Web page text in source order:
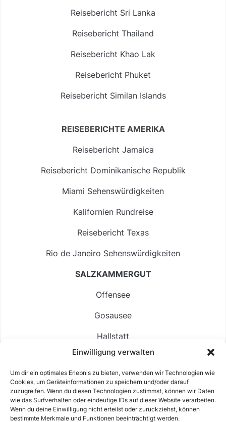
Einwilligung verwalten
Um dir ein optimales Erlebnis zu bieten, verwenden wir Technologien wie
Cookies, um Geräteinformationen zu speichern und/oder darauf
zuzugreifen. Wenn du diesen Technologien zustimmst, können wir Daten
wie das Surfverhalten oder eindeutige IDs auf dieser Website verarbeiten.
Wenn du deine Einwilligung nicht erteilst oder zurückziehst, können
bestimmte Merkmale und Funktionen beeinträchtigt werden.
Reisebericht Sri Lanka
Reisebericht Thailand
Reisebericht Khao Lak
Reisebericht Phuket
Reisebericht Similan Islands
REISEBERICHTE AMERIKA
Reisebericht Jamaica
Reisebericht Dominikanische Republik
Miami Sehenswürdigkeiten
Kalifornien Rundreise
Reisebericht Texas
Rio de Janeiro Sehenswürdigkeiten
SALZKAMMERGUT
Offensee
Gosausee
Hallstatt
Langbathsee
Altausseer See
Hintersee